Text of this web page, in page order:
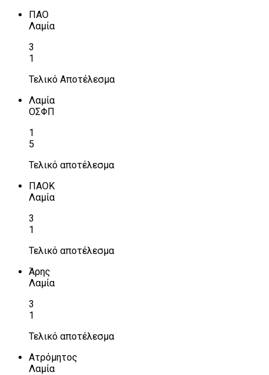
ΠΑΟ
Λαμία
3
1
Τελικό Αποτέλεσμα
Λαμία
ΟΣΦΠ
1
5
Τελικό αποτέλεσμα
ΠΑΟΚ
Λαμία
3
1
Τελικό αποτέλεσμα
Άρης
Λαμία
3
1
Τελικό αποτέλεσμα
Ατρόμητος
Λαμία